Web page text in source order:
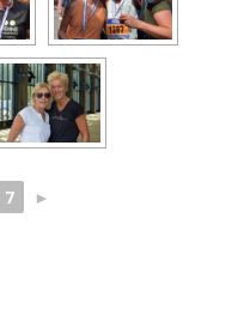
7 ►